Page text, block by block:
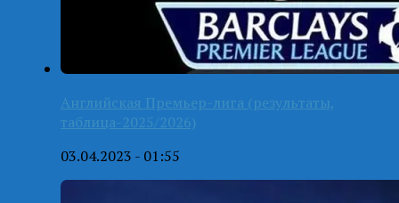
Английская Премьер-лига (результаты,
таблица-2025/2026)
03.04.2023 - 01:55